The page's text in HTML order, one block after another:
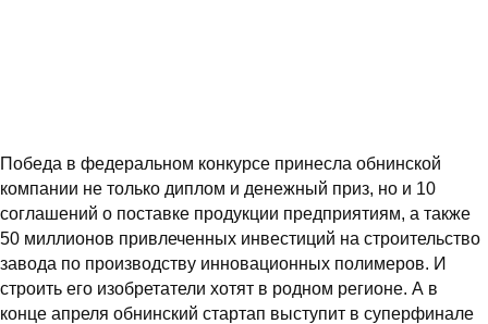
Победа в федеральном конкурсе принесла обнинской
компании не только диплом и денежный приз, но и 10
соглашений о поставке продукции предприятиям, а также
50 миллионов привлеченных инвестиций на строительство
завода по производству инновационных полимеров. И
строить его изобретатели хотят в родном регионе. А в
конце апреля обнинский стартап выступит в суперфинале